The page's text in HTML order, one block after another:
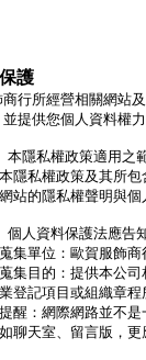
護
行所經營相關網站
提供您個人資料權力
本隱私權政策適用之
本隱私權政策及其所
網站的隱私權聲明與個
個人資料保護法應告
蒐集單位：歐賀服飾商
蒐集目的：提供本公
業登記項目或組織章程
提醒：網際網路並不
如聊天室、留言版，更